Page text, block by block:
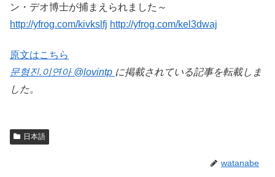
ン・デオ博士が捕まえられました～
http://yfrog.com/kivkslfj http://yfrog.com/kel3dwaj
原文はこちら
문형진.이연아 @lovintp に掲載されている記事を転載しま
した。
日本語
watanabe